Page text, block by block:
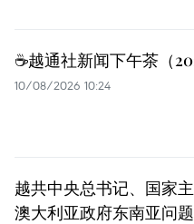
☕️越通社新闻下午茶（
10/08/2026 10:24
越共中央总书记、国家
澳大利亚政府东南亚问